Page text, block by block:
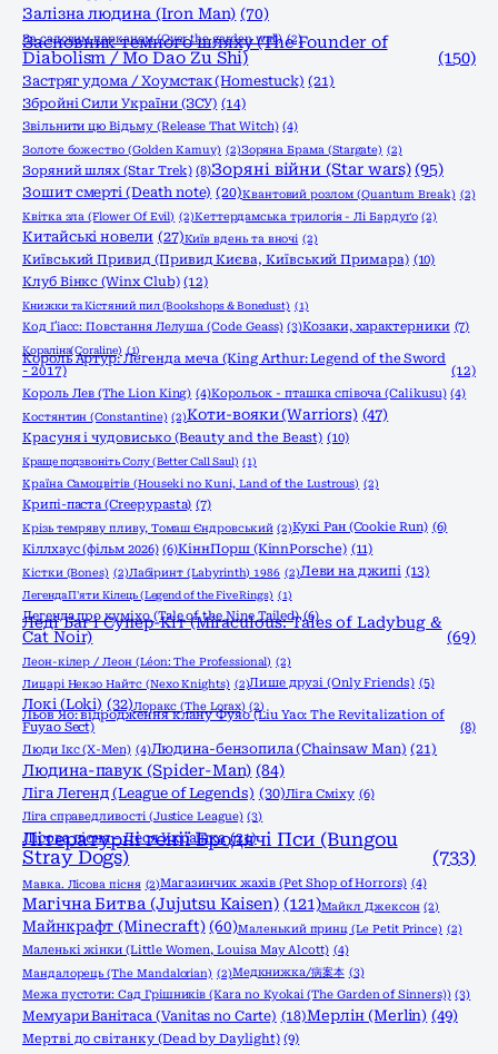
Залізна людина (Iron Man) (70)
За садовим парканом (Over the garden wall) (2)
Засновник темного шляху (The Founder of
Diabolism / Mo Dao Zu Shi) (150)
Застряг удома / Хоумстак (Homestuck) (21)
Збройні Сили України (ЗСУ) (14)
Звільнити цю Відьму (Release That Witch) (4)
Золоте божество (Golden Kamuy) (2)Зоряна Брама (Stargate) (2)
Зоряний шлях (Star Trek) (8)Зоряні війни (Star wars) (95)
Зошит смерті (Death note) (20)Квантовий розлом (Quantum Break) (2)
Квітка зла (Flower Of Evil) (2)Кеттердамська трилогія - Лі Бардуґо (2)
Китайські новели (27)Київ вдень та вночі (2)
Київський Привид (Привид Києва, Київський Примара) (10)
Клуб Вінкс (Winx Club) (12)
Книжки та Кістяний пил (Bookshops & Bonedust) (1)
Код Ґіасс: Повстання Лелуша (Code Geass) (3)Козаки, характерники (7)
Кораліна(Coraline) (1)
Король Артур: Легенда меча (King Arthur: Legend of the Sword
- 2017) (12)
Король Лев (The Lion King) (4)Корольок - пташка співоча (Calikusu) (4)
Костянтин (Constantine) (2)Коти-вояки (Warriors) (47)
Красуня і чудовисько (Beauty and the Beast) (10)
Краще подзвоніть Солу (Better Call Saul) (1)
Країна Самоцвітів (Houseki no Kuni, Land of the Lustrous) (2)
Крипі-паста (Creepypasta) (7)
Крізь темряву пливу, Томаш Єндровський (2)Кукі Ран (Cookie Run) (6)
Кіллхаус (фільм 2026) (6)КіннПорш (KinnPorsche) (11)
Кістки (Bones) (2)Лабіринт (Labyrinth) 1986 (2)Леви на джипі (13)
Легенда П'яти Кілець (Legend of the Five Rings) (1)
Легенда про куміхо (Tale of the Nine Tailed) (6)
Леді Баг і Супер-Кіт (Miraculous: Tales of Ladybug &
Cat Noir)
(69)
Леон-кілер / Леон (Léon: The Professional) (2)
Лицарі Некзо Найтс (Nexo Knights) (2)Лише друзі (Only Friends) (5)
Локі (Loki) (32)Лоракс (The Lorax) (2)
Льов Яо: відродження клану Фуяо (Liu Yao: The Revitalization of
Fuyao Sect)
(8)
Люди Ікс (X-Men) (4)Людина-бензопила (Chainsaw Man) (21)
Людина-павук (Spider-Man) (84)
Ліга Легенд (League of Legends) (30)Ліга Сміху (6)
Ліга справедливості (Justice League) (3)
Лісова пісня - Леся Українка (21)
Літературні генії Бродячі Пси (Bungou
Stray Dogs)
(733)
Мавка. Лісова пісня (2)Магазинчик жахів (Pet Shop of Horrors) (4)
Магічна Битва (Jujutsu Kaisen) (121)Майкл Джексон (2)
Майнкрафт (Minecraft) (60)Маленький принц (Le Petit Prince) (2)
Маленькі жінки (Little Women, Louisa May Alcott) (4)
Мандалорець (The Mandalorian) (2)Медкнижка/病案本 (3)
Межа пустоти: Сад Грішників (Kara no Kyokai (The Garden of Sinners)) (3)
Мемуари Ванітаса (Vanitas no Carte) (18)Мерлін (Merlin) (49)
Мертві до світанку (Dead by Daylight) (9)